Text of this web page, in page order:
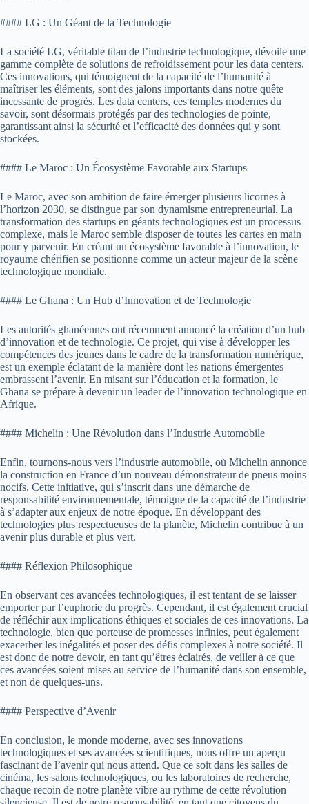
#### LG : Un Géant de la Technologie
La société LG, véritable titan de l’industrie technologique, dévoile une
gamme complète de solutions de refroidissement pour les data centers.
Ces innovations, qui témoignent de la capacité de l’humanité à
maîtriser les éléments, sont des jalons importants dans notre quête
incessante de progrès. Les data centers, ces temples modernes du
savoir, sont désormais protégés par des technologies de pointe,
garantissant ainsi la sécurité et l’efficacité des données qui y sont
stockées.
#### Le Maroc : Un Écosystème Favorable aux Startups
Le Maroc, avec son ambition de faire émerger plusieurs licornes à
l’horizon 2030, se distingue par son dynamisme entrepreneurial. La
transformation des startups en géants technologiques est un processus
complexe, mais le Maroc semble disposer de toutes les cartes en main
pour y parvenir. En créant un écosystème favorable à l’innovation, le
royaume chérifien se positionne comme un acteur majeur de la scène
technologique mondiale.
#### Le Ghana : Un Hub d’Innovation et de Technologie
Les autorités ghanéennes ont récemment annoncé la création d’un hub
d’innovation et de technologie. Ce projet, qui vise à développer les
compétences des jeunes dans le cadre de la transformation numérique,
est un exemple éclatant de la manière dont les nations émergentes
embrassent l’avenir. En misant sur l’éducation et la formation, le
Ghana se prépare à devenir un leader de l’innovation technologique en
Afrique.
#### Michelin : Une Révolution dans l’Industrie Automobile
Enfin, tournons-nous vers l’industrie automobile, où Michelin annonce
la construction en France d’un nouveau démonstrateur de pneus moins
nocifs. Cette initiative, qui s’inscrit dans une démarche de
responsabilité environnementale, témoigne de la capacité de l’industrie
à s’adapter aux enjeux de notre époque. En développant des
technologies plus respectueuses de la planète, Michelin contribue à un
avenir plus durable et plus vert.
#### Réflexion Philosophique
En observant ces avancées technologiques, il est tentant de se laisser
emporter par l’euphorie du progrès. Cependant, il est également crucial
de réfléchir aux implications éthiques et sociales de ces innovations. La
technologie, bien que porteuse de promesses infinies, peut également
exacerber les inégalités et poser des défis complexes à notre société. Il
est donc de notre devoir, en tant qu’êtres éclairés, de veiller à ce que
ces avancées soient mises au service de l’humanité dans son ensemble,
et non de quelques-uns.
#### Perspective d’Avenir
En conclusion, le monde moderne, avec ses innovations
technologiques et ses avancées scientifiques, nous offre un aperçu
fascinant de l’avenir qui nous attend. Que ce soit dans les salles de
cinéma, les salons technologiques, ou les laboratoires de recherche,
chaque recoin de notre planète vibre au rythme de cette révolution